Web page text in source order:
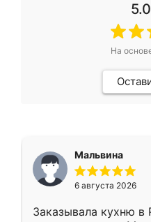
5.0
На
Мальвина
6 августа 2026
Заказывала кухню в